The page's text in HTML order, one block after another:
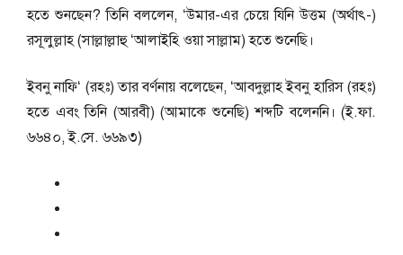
হতে শুনছেন? তিনি বললেন, ‘উমার-এর চেয়ে যিনি উত্তম (অর্থাৎ-)
রসূলুল্লাহ (সাল্লাল্লাহু ‘আলাইহি ওয়া সাল্লাম) হতে শুনেছি।
ইবনু নাফি‘ (রহঃ) তার বর্ণনায় বলেছেন, ‘আবদুল্লাহ ইবনু হারিস (রহঃ)
হতে এবং তিনি (আরবী) (আমাকে শুনেছি) শব্দটি বলেননি। (ই.ফা.
৬৬৪০, ই.সে. ৬৬৯৩)